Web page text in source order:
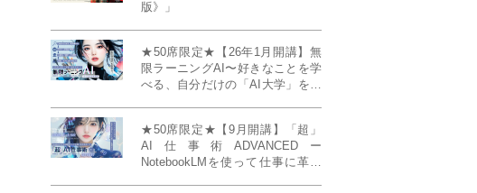
版》」
★50席限定★【26年1月開講】無
限ラーニングAI〜好きなことを学
べる、自分だけの「AI大学」を作
★50席限定★【9月開講】「超」
AI仕事術ADVANCEDー
NotebookLMを使って仕事に革命